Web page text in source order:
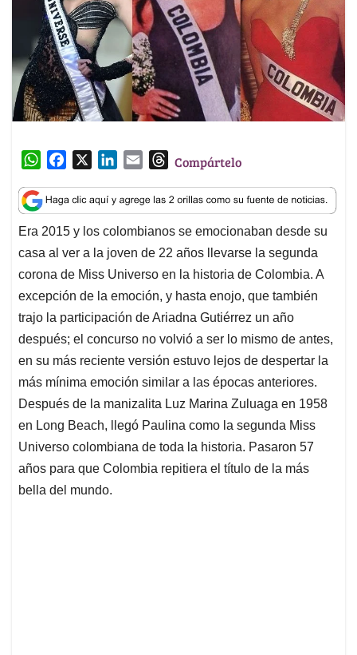
W
a
t
s
A
p
p
c
e
b
o
o
k
n
k
e
d
I
n
a
i
l
T
r
e
a
d
s
Compártelo
Era 2015 y los colombianos se emocionaban desde su
casa al ver a la joven de 22 años llevarse la segunda
corona de Miss Universo en la historia de Colombia. A
excepción de la emoción, y hasta enojo, que también
trajo la participación de Ariadna Gutiérrez un año
después; el concurso no volvió a ser lo mismo de antes,
en su más reciente versión estuvo lejos de despertar la
más mínima emoción similar a las épocas anteriores.
Después de la manizalita Luz Marina Zuluaga en 1958
en Long Beach, llegó Paulina como la segunda Miss
Universo colombiana de toda la historia. Pasaron 57
años para que Colombia repitiera el título de la más
bella del mundo.